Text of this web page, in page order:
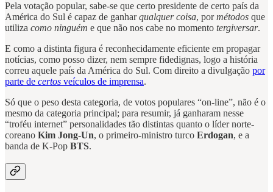
Pela votação popular, sabe-se que certo presidente de certo país da
América do Sul é capaz de ganharqualquer coisa, pormétodos que
utiliza como ninguém e que não nos cabe no momento tergiversar.
E como a distinta figura é reconhecidamente eficiente em propagar
notícias, como posso dizer, nem sempre fidedignas, logo a história
correu aquele país da América do Sul. Com direito a divulgação por
parte de certos veículos de imprensa.
Só que o peso desta categoria, de votos populares “on-line”, não é o
mesmo da categoria principal; para resumir, já ganharam nesse
“troféu internet” personalidades tão distintas quanto o líder norte-
coreano Kim Jong-Un, o primeiro-ministro turco Erdogan, e a
banda de K-Pop BTS.